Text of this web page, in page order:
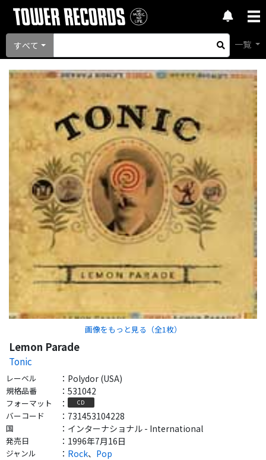
すべて 一覧
画像をもっと見る（全1 枚）
Lemon Parade
Tonic
レーベル ： Polydor (USA)
規格品番 ： 531042
フォーマット ： CD
バーコード ： 731453104228
国 ： インターナショナル - International
発売日 ： 1996年7月16日
ジャンル ： Rock、 Pop